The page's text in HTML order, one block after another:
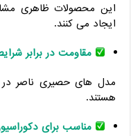
این محصولات ظاهری
ایجاد می کنند.
مقاومت در برابر
مدل های حصیری ناصر در
هستند.
مناسب برای